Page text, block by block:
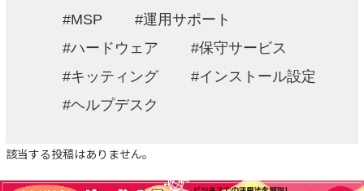
MSP
運用サポート
ハードウェア
保守サービス
キッティング
インストール設定
ヘルプデスク
該当する投稿はありません。